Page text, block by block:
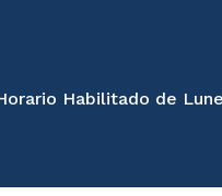
Habilitado de